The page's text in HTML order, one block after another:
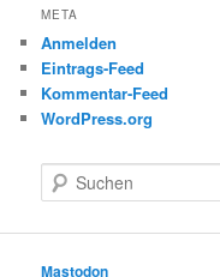
META
Anmelden
Eintrags-Feed
Kommentar-Feed
WordPress.org
u
e
Mastodon